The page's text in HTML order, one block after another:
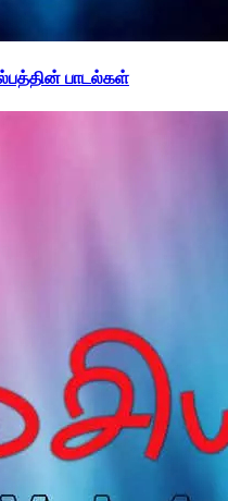
பாடல்கள்